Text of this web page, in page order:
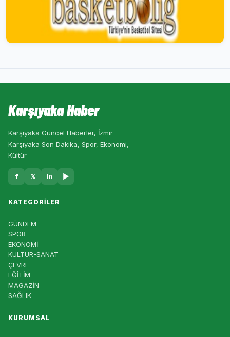
Karşıyaka Haber
Karşıyaka Güncel Haberler, İzmir
Karşıyaka Son Dakika, Spor, Ekonomi,
Kültür
f 𝕏 in ▶
KATEGORILER
GÜNDEM
SPOR
EKONOMİ
KÜLTÜR-SANAT
ÇEVRE
EĞİTİM
MAGAZİN
SAĞLIK
KURUMSAL